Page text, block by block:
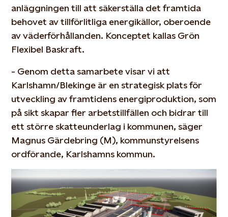
anläggningen till att säkerställa det framtida
behovet av tillförlitliga energikällor, oberoende
av väderförhållanden. Konceptet kallas Grön
Flexibel Baskraft.
- Genom detta samarbete visar vi att
Karlshamn/Blekinge är en strategisk plats för
utveckling av framtidens energiproduktion, som
på sikt skapar fler arbetstillfällen och bidrar till
ett större skatteunderlag i kommunen, säger
Magnus Gärdebring (M), kommunstyrelsens
ordförande, Karlshamns kommun.